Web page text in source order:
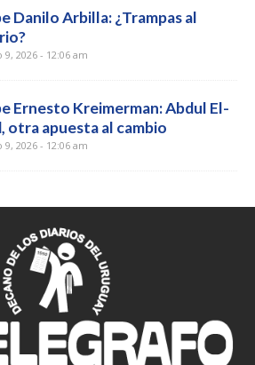
Danilo Arbilla: ¿Trampas al
9, 2026 - 12:06 am
Ernesto Kreimerman: Abdul El-
otra apuesta al cambio
9, 2026 - 12:06 am